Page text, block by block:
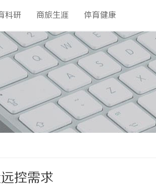
科研 商旅生涯 体育健康
控需求